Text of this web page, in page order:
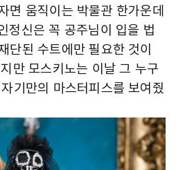
면 움직이는 박물관 한가운데
정신은 꼭 공주님이 입을 법
단된 수트에만 필요한 것이
만 모스키노는 이날 그 누구
기만의 마스터피스를 보여줬